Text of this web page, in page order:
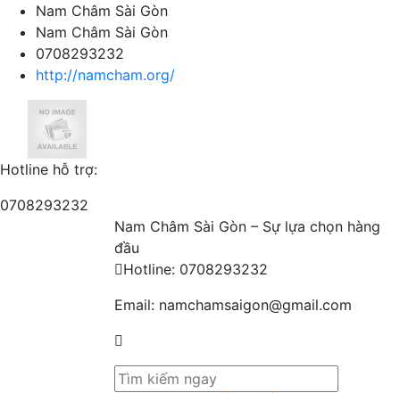
Nam Châm Sài Gòn
Nam Châm Sài Gòn
0708293232
http://namcham.org/
Hotline hỗ trợ:
0708293232
Nam Châm Sài Gòn – Sự lựa chọn hàng
đầu
Hotline: 0708293232
Email: namchamsaigon@gmail.com